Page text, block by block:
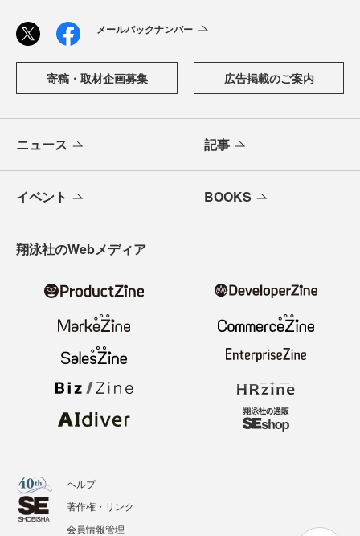
メールバックナンバー
寄稿・取材企画募集 広告掲載のご案内
ニュース 記事
イベント BOOKS
翔泳社のWebメディア
ヘルプ
著作権・リンク
会員情報管理